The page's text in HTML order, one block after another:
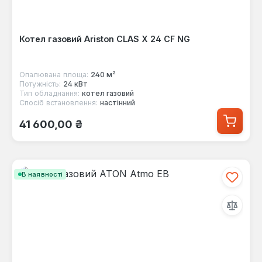
Котел газовий Ariston CLAS X 24 CF NG
Опалювана площа: 240 м²
Потужність: 24 кВт
Тип обладнання: котел газовий
Спосіб встановлення: настінний
Звичайна ціна:
41 600,00 ₴
В наявності